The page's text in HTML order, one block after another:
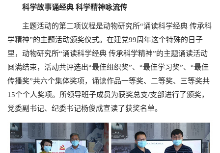
科学故事诵经典 科学精神咏流传
主题活动的第二项议程是动物研究所“诵读科学经典 传承科
学精神”的主题活动颁奖仪式。在建党99周年这个特殊的日子
里，动物研究所“诵读科学经典 传承科学精神”的主题诵读活动
圆满结束，活动共评选出“最佳组织奖”、“最佳学习奖”、“最佳
传播奖”共六个集体奖项，诵读作品一等奖、二等奖、三等奖共
15个个人奖项。所领导班子成员为获奖总支/支部进行了颁奖，
党委副书记、纪委书记杨俊成宣读了获奖名单。